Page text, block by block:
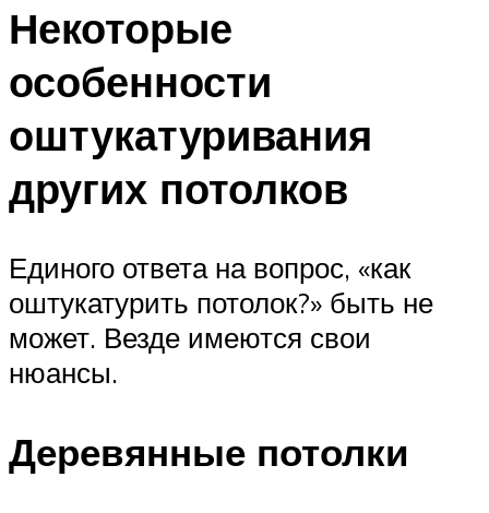
Некоторые
особенности
оштукатуривания
других потолков
Единого ответа на вопрос, «как
оштукатурить потолок?» быть не
может. Везде имеются свои
нюансы.
Деревянные потолки